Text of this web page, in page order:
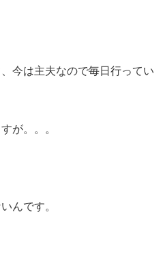
今は主夫なので毎日行ってい
が。。。
んです。